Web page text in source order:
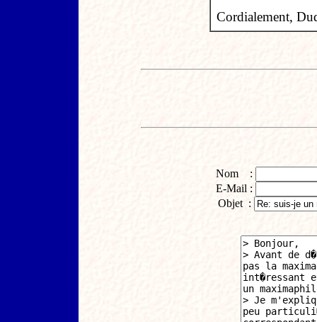
Cordialement,
Nom :
E-Mail :
Objet :